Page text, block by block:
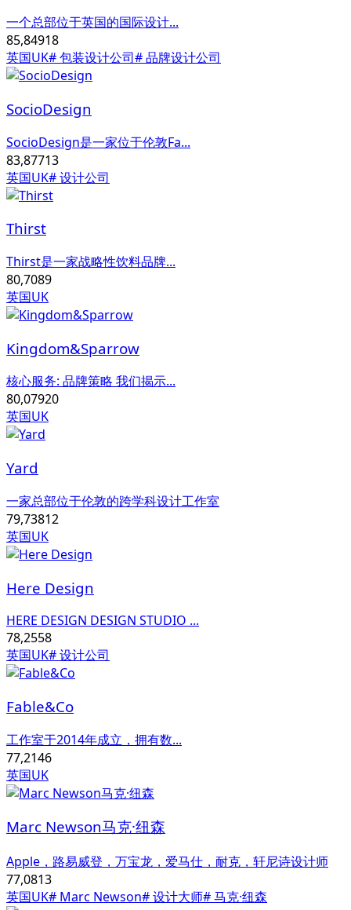
一个总部位于英国的国际设计...
85,84918
英国UK# 包装设计公司# 品牌设计公司
SocioDesign
SocioDesign是一家位于伦敦Fa...
83,87713
英国UK# 设计公司
Thirst
Thirst是一家战略性饮料品牌...
80,7089
英国UK
Kingdom&Sparrow
核心服务: 品牌策略 我们揭示...
80,07920
英国UK
Yard
一家总部位于伦敦的跨学科设计工作室
79,73812
英国UK
Here Design
HERE DESIGN DESIGN STUDIO ...
78,2558
英国UK# 设计公司
Fable&Co
工作室于2014年成立，拥有数...
77,2146
英国UK
Marc Newson马克·纽森
Apple，路易威登，万宝龙，爱马仕，耐克，轩尼诗设计师
77,0813
英国UK# Marc Newson# 设计大师# 马克·纽森